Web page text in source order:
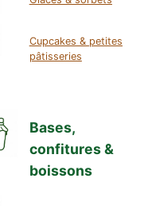
Cupcakes & petites
pâtisseries
Bases,
confitures &
boissons